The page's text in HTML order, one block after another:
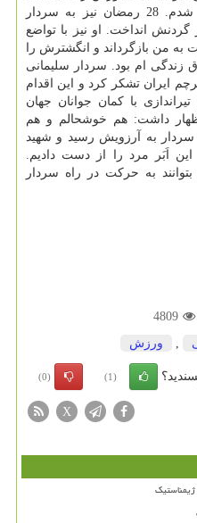
اما من در همان جا قهرمان دنیا شدم. 28 رمضان نیز به سردار
گردنش انداخت. او نیز با تواضع
به من بازگرداند و انگشترش را
زندگی ام بود. سردار سلیمانی
ایران تشكر كرد و این اقدام
با كمان جوانان جهان
داشت: هم خوشحالم و هم
به آرزویش رسید و شهید
اَبَر مرد را از دست دادیم.
بتوانند به حركت در راه سردار
4809
ورزش
(1)
(0)
X